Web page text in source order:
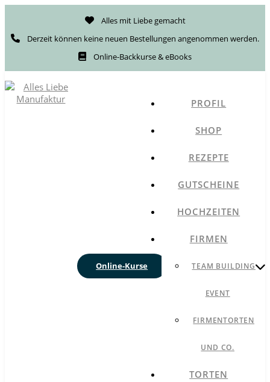
Alles mit Liebe gemacht
Derzeit können keine neuen Bestellungen angenommen werden.
Online-Backkurse & eBooks
Online-Kurse
PROFIL
SHOP
REZEPTE
GUTSCHEINE
HOCHZEITEN
FIRMEN
TEAM BUILDING
EVENT
FIRMENTORTEN
UND CO.
TORTEN